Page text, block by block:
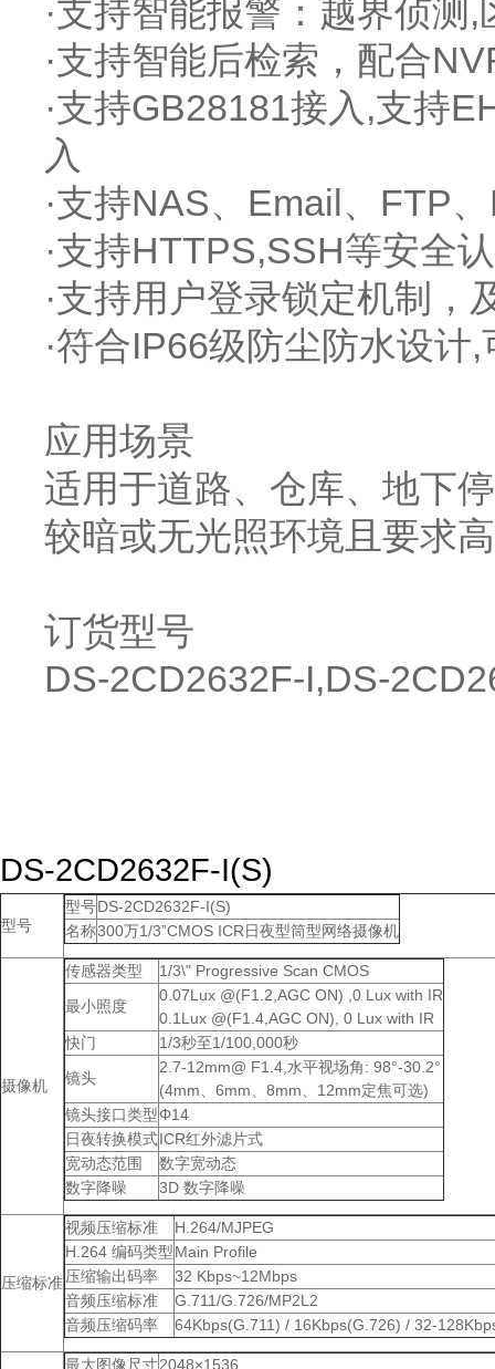
·支持智能报警：越界侦测
·支持智能后检索，配合
·支持GB28181接入,支持
入
·支持NAS、Email、FTP
·支持HTTPS,SSH等安全
·支持用户登录锁定机制，
·符合IP66级防尘防水设计
应用场景
适用于道路、仓库、地下
较暗或无光照环境且要求
订货型号
DS-2CD2632F-I,DS-
DS-2CD2632F-I(S)
型号
型号DS-2CD2632F-I(S)
名称300万1/3”CMOS ICR日夜型筒型网络摄像机
摄像机
传感器类型
1/3\" Progressive Scan CMOS
最小照度
0.07Lux @(F1.2,AGC ON) ,0 Lux with IR
0.1Lux @(F1.4,AGC ON), 0 Lux with IR
快门
1/3秒至1/100,000秒
镜头
2.7-12mm@ F1.4,水平视场角: 98°-30.2°
(4mm、6mm、8mm、12mm定焦可选)
镜头接口类型Φ14
日夜转换模式ICR红外滤片式
宽动态范围
数字宽动态
数字降噪
3D 数字降噪
压缩标准
视频压缩标准
H.264/MJPEG
H.264 编码类型Main Profile
压缩输出码率
32 Kbps~12Mbps
音频压缩标准
G.711/G.726/MP2L2
音频压缩码率
64Kbps(G.711) / 16Kbps(G.726) / 32-
最大图像尺寸2048×1536